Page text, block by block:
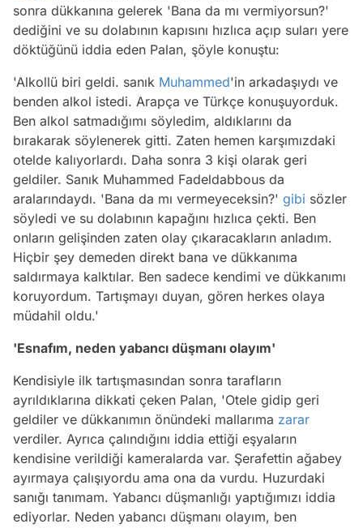
sonra dükkanına gelerek 'Bana da mı vermiyorsun?'
dediğini ve su dolabının kapısını hızlıca açıp suları yere
döktüğünü iddia eden Palan, şöyle konuştu:
'Alkollü biri geldi. sanık Muhammed'in arkadaşıydı ve
benden alkol istedi. Arapça ve Türkçe konuşuyorduk.
Ben alkol satmadığımı söyledim, aldıklarını da
bırakarak söylenerek gitti. Zaten hemen karşımızdaki
otelde kalıyorlardı. Daha sonra 3 kişi olarak geri
geldiler. Sanık Muhammed Fadeldabbous da
aralarındaydı. 'Bana da mı vermeyeceksin?' gibi sözler
söyledi ve su dolabının kapağını hızlıca çekti. Ben
onların gelişinden zaten olay çıkaracakların anladım.
Hiçbir şey demeden direkt bana ve dükkanıma
saldırmaya kalktılar. Ben sadece kendimi ve dükkanımı
koruyordum. Tartışmayı duyan, gören herkes olaya
müdahil oldu.'
'Esnafım, neden yabancı düşmanı olayım'
Kendisiyle ilk tartışmasından sonra tarafların
ayrıldıklarına dikkati çeken Palan, 'Otele gidip geri
geldiler ve dükkanımın önündeki mallarıma zarar
verdiler. Ayrıca çalındığını iddia ettiği eşyaların
kendisine verildiği kameralarda var. Şerafettin ağabey
ayırmaya çalışıyordu ama ona da vurdu. Huzurdaki
sanığı tanımam. Yabancı düşmanlığı yaptığımızı iddia
ediyorlar. Neden yabancı düşmanı olayım, ben